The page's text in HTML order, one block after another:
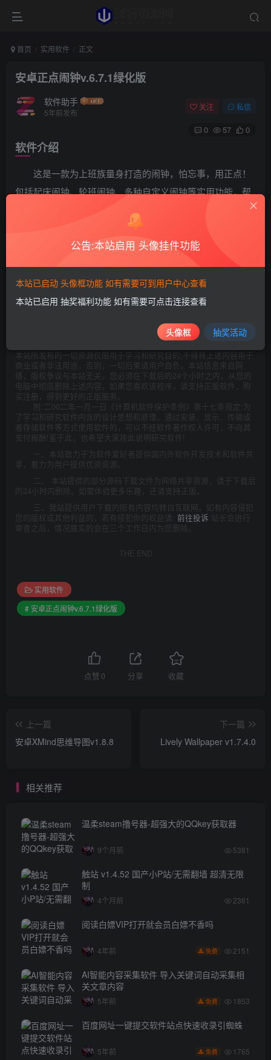
首页 实用软件 正文
安卓正点闹钟v.6.7.1绿化版
软件助手
5年前发布
关注 私信
0 57 0
软件介绍
这是一款为上班族量身打造的闹钟，怕忘事，用正点！
包括起床闹钟、轮班闹钟、多种自定义闹钟等实用功能，帮
此处内容已隐藏，请评论后刷新页面查看.
本站所发布的一切资源仅限用于学习和研究目的;不得将上述内容用于
商业或者非法用途，否则，一切后果请用户自负。本站信息来自网
络，版权争议与本站无关。您必须在下载后的24个小时之内，从您的
电脑中彻底删除上述内容。如果您喜欢该程序，请支持正版软件，购
买注册，得到更好的正版服务。
附:二00二年一月一日《计算机软件保护条例》第十七条规定:为
了学习和研究软件内含的设计思想和原理，通过安装、显示、传输或
者存储软件等方式使用软件的，可以不经软件著作权人许可，不向其
支付报酬!鉴于此，也希望大家按此说明研究软件!
一、本站致力于为软件爱好者提供国内外软件开发技术和软件共
享，着力为用户提供优资资源。
二、 本站提供的部分源码下载文件为网络共享资源，请于下载后
的24小时内删除。如需体验更多乐趣，还请支持正版。
三、我站提供用户下载的所有内容均转自互联网。如有内容侵犯
您的版权或其他利益的，若有侵犯你的权益请: 前往投诉 站长会进行
审查之后，情况属实的会在三个工作日内为您删除。
THE END
实用软件
# 安卓正点闹钟v.6.7.1绿化版
点赞 0 分享 收藏
上一篇
安卓XMind思维导图v1.8.8
下一篇
Lively Wallpaper v1.7.4.0
相关推荐
温柔steam撸号器-超强大的QQkey获取器
9个月前 5381
触站 v1.4.52 国产小P站/无需翻墙 超清无限
制
4个月前 2361
阅读白嫖VIP打开就会员白嫖不香吗
4年前 免费 2151
AI智能内容采集软件 导入关键词自动采集相
关文章内容
5年前 免费 1853
百度网址一键提交软件站点快速收录引蜘蛛
5年前 免费 1765
公告:本站启用 头像挂件功能
本站已启动 头像框功能 如有需要可到用户中心查看
本站已启用 抽奖福利功能 如有需要可点击连接查看
头像框 抽奖活动